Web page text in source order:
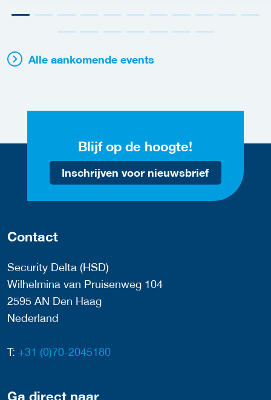
Alle aankomende events
Blijf op de hoogte!
Inschrijven voor nieuwsbrief
Contact
Security Delta (HSD)
Wilhelmina van Pruisenweg 104
2595 AN Den Haag
Nederland
T: +31 (0)70-2045180
Ga direct naar